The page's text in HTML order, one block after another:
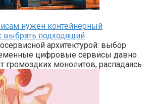
нужен контейнерный
выбрать подходящий
архитектурой: выбор
цифровые сервисы давно
громоздких монолитов, распадаясь